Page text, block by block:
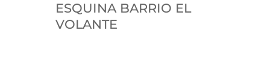
ESQUINA BARRIO EL
VOLANTE